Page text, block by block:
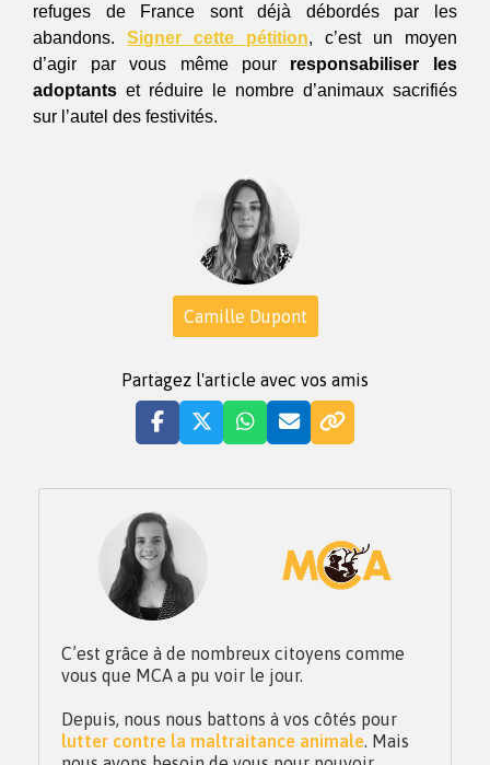
refuges de France sont déjà débordés par les
abandons. Signer cette pétition, c’est un moyen
d’agir par vous même pour responsabiliser les
adoptants et réduire le nombre d’animaux sacrifiés
sur l’autel des festivités.
Camille Dupont
Partagez l'article avec vos amis
C’est grâce à de nombreux citoyens comme
vous que MCA a pu voir le jour.
Depuis, nous nous battons à vos côtés pour
lutter contre la maltraitance animale. Mais